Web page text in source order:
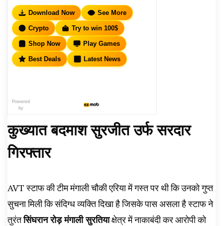
Download Now See More
Crypto Try to win 100$
Shop Now Play Games
Best Deals Latest News
Powered
by
कुख्यात बदमाश सुरजीत उर्फ सरदार
गिरफ्तार
AVT स्टाफ की टीम मंगाली चौकी एरिया में गस्त पर थी कि उनको गुप्त
सुचना मिली कि संदिग्ध व्यक्ति दिखा है जिसके पास असला है स्टाफ ने
तुरंतसिंघरान रोड़ मंगाली सुरतियाक्षेत्र में नाकाबंदी कर आरोपी को